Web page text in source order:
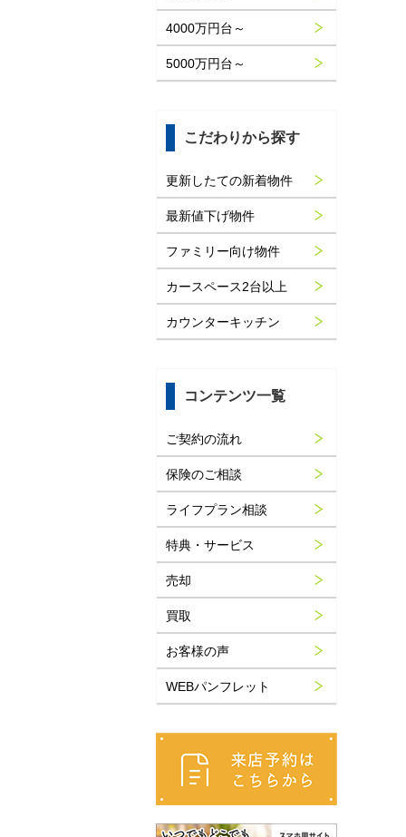
4000万円台～
5000万円台～
こだわりから探す
更新したての新着物件
最新値下げ物件
ファミリー向け物件
カースペース2台以上
カウンターキッチン
コンテンツ一覧
ご契約の流れ
保険のご相談
ライフプラン相談
特典・サービス
売却
買取
お客様の声
WEBパンフレット